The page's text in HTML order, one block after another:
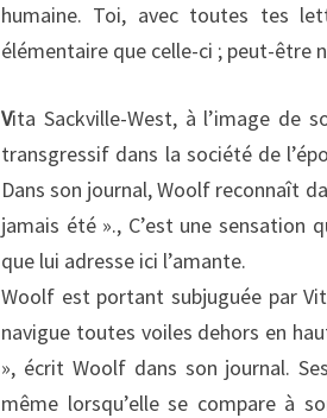
humaine. Toi, avec toutes tes
élémentaire que celle-ci ; peut-être
Vita Sackville-West, à l’image de
transgressif dans la société de
Dans son journal, Woolf reconnaît
jamais été »., C’est une sensation
que lui adresse ici l’amante.
Woolf est portant subjuguée par
navigue toutes voiles dehors en
», écrit Woolf dans son journal.
même lorsqu’elle se compare à